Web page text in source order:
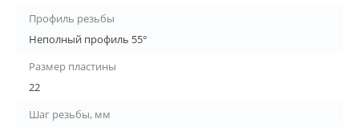
Профиль резьбы
Неполный профиль 55°
Размер пластины
22
Шаг резьбы, мм